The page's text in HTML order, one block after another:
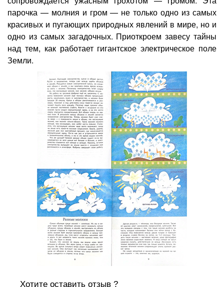
парочка — молния и гром — не только одно из самых
красивых и пугающих природных явлений в мире, но и
одно из самых загадочных. Приоткроем завесу тайны
над тем, как работает гигантское электрическое поле
Земли.
Хотите оставить отзыв ?